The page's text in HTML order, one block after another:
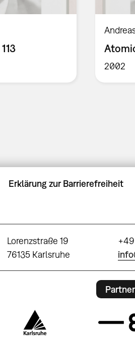
2002
Erklärung zur Barrierefreiheit
Lorenzstraße 19
76135 Karlsruhe